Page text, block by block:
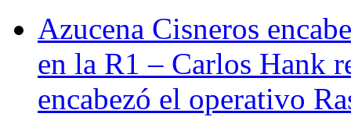
Azucena Cisneros
en la R1 – Carlos Hank
encabezó el operativo